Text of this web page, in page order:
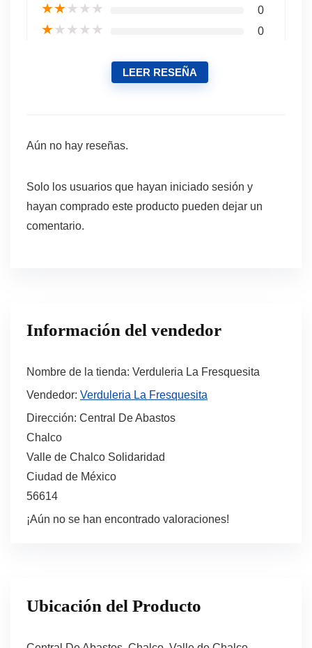
★★★★★ 0
★★★★★ 0
LEER RESEÑA
Aún no hay reseñas.
Solo los usuarios que hayan iniciado sesión y
hayan comprado este producto pueden dejar un
comentario.
Información del vendedor
Nombre de la tienda: Verduleria La Fresquesita
Vendedor: Verduleria La Fresquesita
Dirección: Central De Abastos
Chalco
Valle de Chalco Solidaridad
Ciudad de México
56614
¡Aún no se han encontrado valoraciones!
Ubicación del Producto